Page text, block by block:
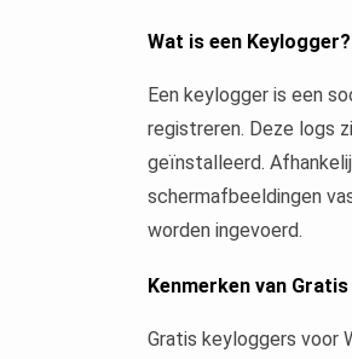
Wat is een Keylogger?
Een keylogger is een
registreren. Deze logs
geïnstalleerd.
schermafbeeldingen
worden ingevoerd.
Kenmerken van
Gratis keyloggers voor